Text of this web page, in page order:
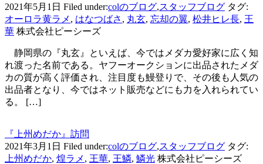
2021年5月1日 Filed under:colのブログ,スタッフブログ タグ:
オーロラ黄ラメ , はなつばさ , 丸玄, 忘却の翼, 松井ヒレ長, 王
華 株式会社ピーシーズ
静岡県の『丸玄』といえば、今ではメダカ愛好家に広く知
れ渡った名前である。ヤフーオークションに出品されたメダ
カの質が高く評価され、注目度も鰻登りで、その後も人気の
出品者となり、今ではネット販売などにも力を入れられてい
る。 […]
『上州めだか』訪問
2021年3月1日 Filed under:colのブログ,スタッフブログ タグ:
上州めだか, 煌ラメ , 王華, 王鱗, 鱗光 株式会社ピーシーズ